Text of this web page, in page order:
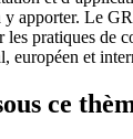
y apporter. Le
les pratiques de
européen et
ce